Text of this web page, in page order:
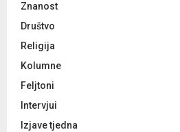
Znanost
Društvo
Religija
Kolumne
Feljtoni
Intervjui
Izjave tjedna